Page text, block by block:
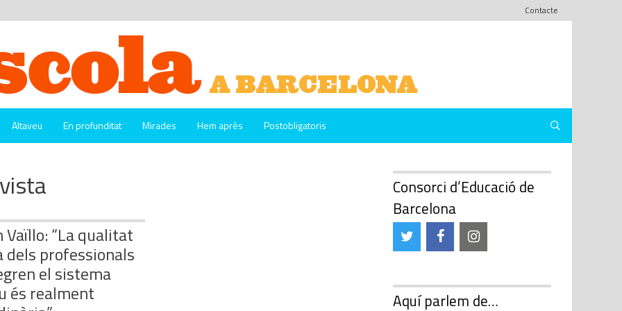
Contacte
Altaveu En profunditat Mirades Hem après Postobligatoris
Vaïllo: “La qualitat
dels professionals
el sistema
és realment
Consorci d’Educació de
Barcelona
Aquí parlem de…